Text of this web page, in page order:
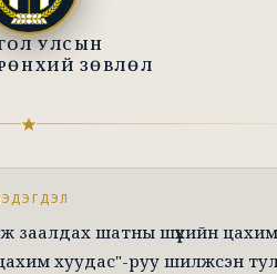
УЛСЫН
ЗӨВЛӨЛ
заалдах шатны шүүхийн цахим
хуудас"-руу шилжсэн